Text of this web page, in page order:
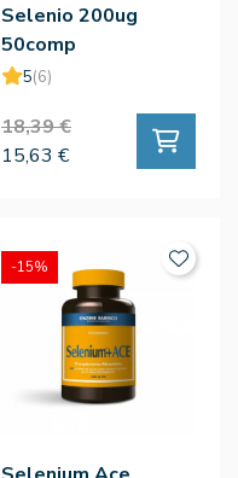
Selenio 200ug
50comp
5(6)
18,39 €
15,63 €
-15%